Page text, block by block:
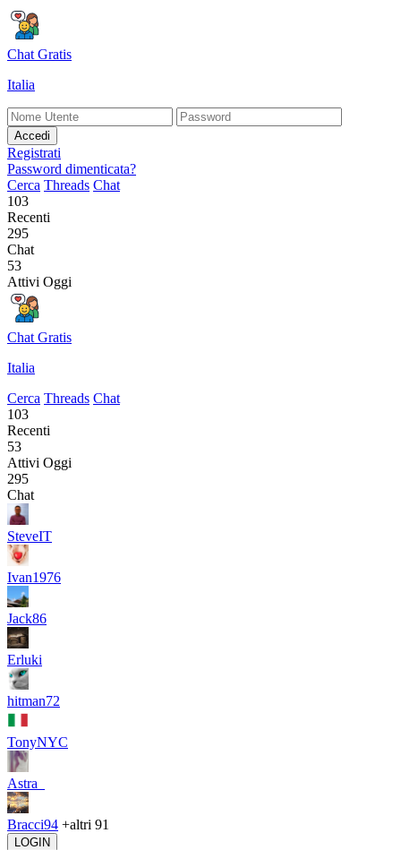
Chat Gratis
Italia
Accedi
Registrati
Password dimenticata?
Cerca Threads Chat
103
Recenti
295
Chat
53
Attivi Oggi
Chat Gratis
Italia
Cerca Threads Chat
103
Recenti
53
Attivi Oggi
295
Chat
SteveIT
Ivan1976
Jack86
Erluki
hitman72
TonyNYC
Astra_
Bracci94 +altri 91
LOGIN